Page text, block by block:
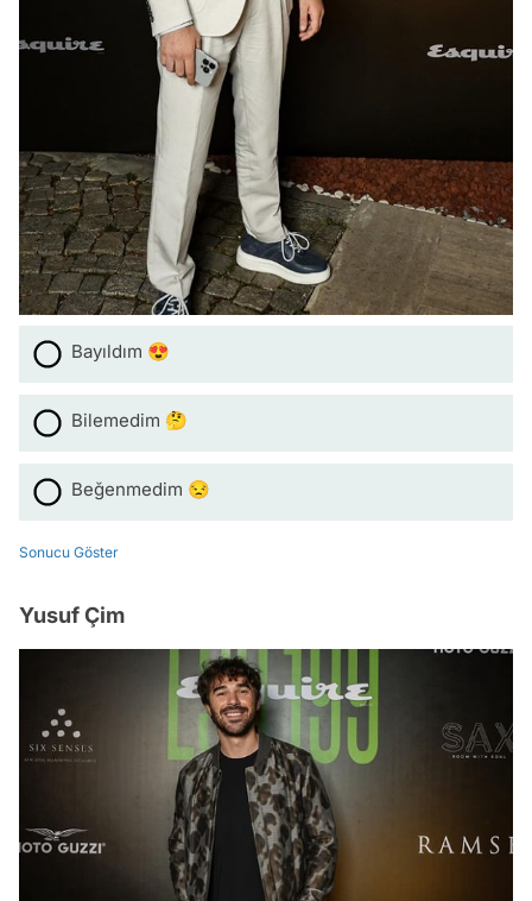
Bayıldım 😍
Bilemedim 🤔
Beğenmedim 😒
Sonucu Göster
Yusuf Çim